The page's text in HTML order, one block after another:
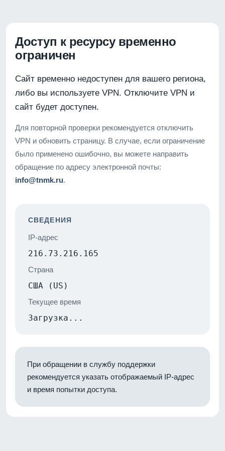
Доступ к ресурсу временно
ограничен
Сайт временно недоступен для вашего региона,
либо вы используете VPN. Отключите VPN и
сайт будет доступен.
Для повторной проверки рекомендуется отключить
VPN и обновить страницу. В случае, если ограничение
было применено ошибочно, вы можете направить
обращение по адресу электронной почты:
info@tnmk.ru.
СВЕДЕНИЯ
IP-адрес
216.73.216.165
Страна
США (US)
Текущее время
Загрузка...
При обращении в службу поддержки
рекомендуется указать отображаемый IP-адрес
и время попытки доступа.